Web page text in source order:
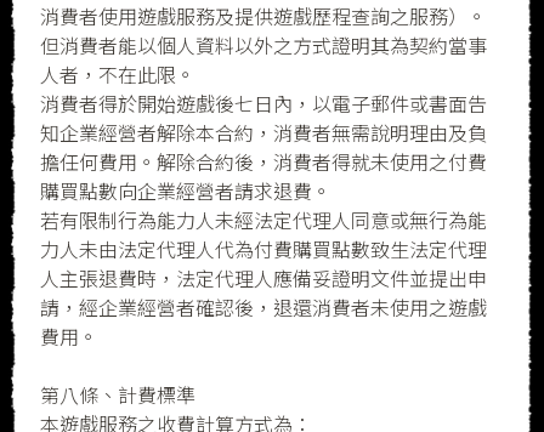
消費者使用遊戲服務及提供遊戲歷程查詢之服務）。
但消費者能以個人資料以外之方式證明其為契約當事
人者，不在此限。
消費者得於開始遊戲後七日內，以電子郵件或書面告
知企業經營者解除本合約，消費者無需說明理由及負
擔任何費用。解除合約後，消費者得就未使用之付費
購買點數向企業經營者請求退費。
若有限制行為能力人未經法定代理人同意或無行為能
力人未由法定代理人代為付費購買點數致生法定代理
人主張退費時，法定代理人應備妥證明文件並提出申
請，經企業經營者確認後，退還消費者未使用之遊戲
費用。
第八條、計費標準
本遊戲服務之收費計算方式為：